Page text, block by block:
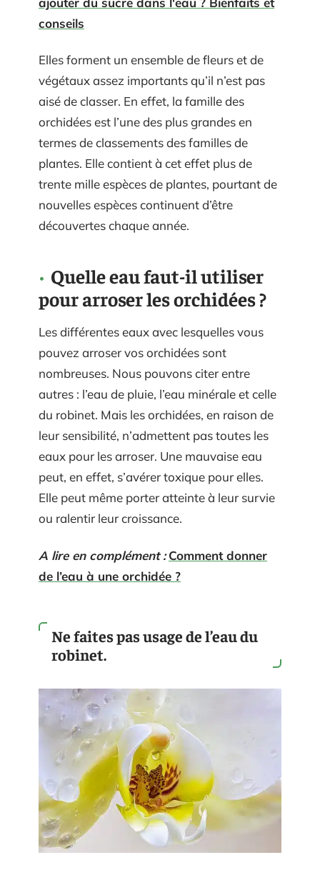
conseils
Elles forment un ensemble de fleurs et de
végétaux assez importants qu’il n’est pas
aisé de classer. En effet, la famille des
orchidées est l’une des plus grandes en
termes de classements des familles de
plantes. Elle contient à cet effet plus de
trente mille espèces de plantes, pourtant de
nouvelles espèces continuent d’être
découvertes chaque année.
Quelle eau faut-il utiliser
pour arroser les orchidées ?
Les différentes eaux avec lesquelles vous
pouvez arroser vos orchidées sont
nombreuses. Nous pouvons citer entre
autres : l’eau de pluie, l’eau minérale et celle
du robinet. Mais les orchidées, en raison de
leur sensibilité, n’admettent pas toutes les
eaux pour les arroser. Une mauvaise eau
peut, en effet, s’avérer toxique pour elles.
Elle peut même porter atteinte à leur survie
ou ralentir leur croissance.
A lire en complément : Comment donner
de l’eau à une orchidée ?
Ne faites pas usage de l’eau du
robinet.